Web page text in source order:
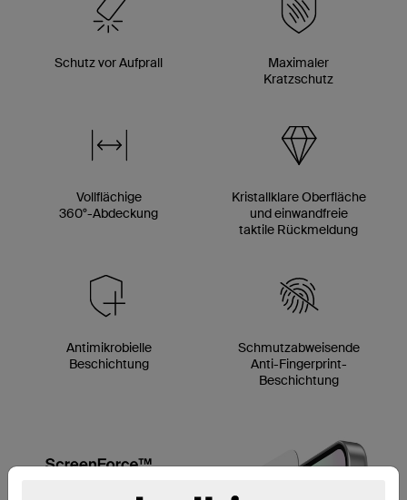
Schutz vor Aufprall
Maximaler
Kratzschutz
Vollflächige
360°-Abdeckung
Kristallklare Oberfläche
und einwandfreie
taktile Rückmeldung
Antimikrobielle
Beschichtung
Schmutzabweisende
Anti-Fingerprint-
Beschichtung